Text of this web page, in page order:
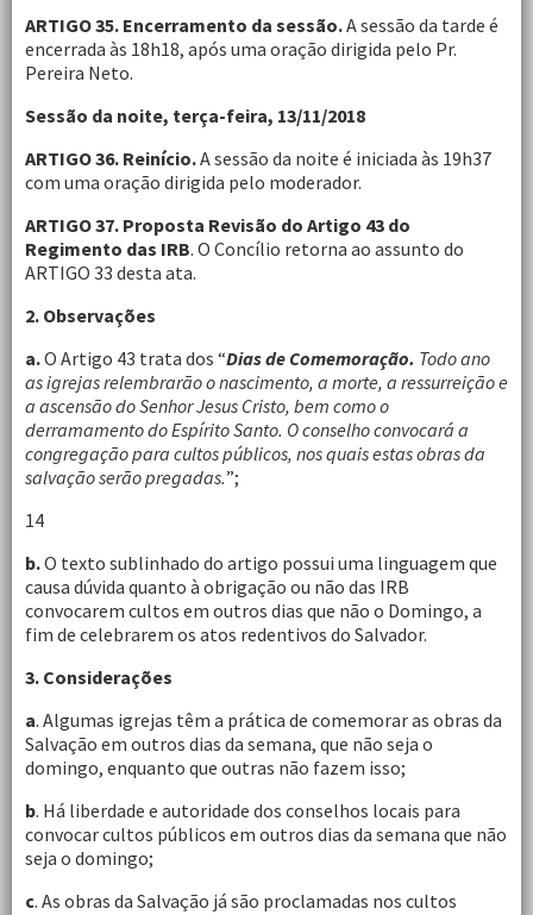
ARTIGO 35. Encerramento da sessão.A sessão da tarde é
encerrada às 18h18, após uma oração dirigida pelo Pr.
Pereira Neto.
Sessão da noite, terça-feira, 13/11/2018
ARTIGO 36. Reinício.A sessão da noite é iniciada às 19h37
com uma oração dirigida pelo moderador.
ARTIGO 37. Proposta Revisão do Artigo 43 do
Regimento das IRB. O Concílio retorna ao assunto do
ARTIGO 33 desta ata.
2. Observações
a.O Artigo 43 trata dos “Dias de Comemoração. Todo ano
as igrejas relembrarão o nascimento, a morte, a ressurreição e
a ascensão do Senhor Jesus Cristo, bem como o
derramamento do Espírito Santo. O conselho convocará a
congregação para cultos públicos, nos quais estas obras da
salvação serão pregadas.”;
14
b.O texto sublinhado do artigo possui uma linguagem que
causa dúvida quanto à obrigação ou não das IRB
convocarem cultos em outros dias que não o Domingo, a
fim de celebrarem os atos redentivos do Salvador.
3. Considerações
a. Algumas igrejas têm a prática de comemorar as obras da
Salvação em outros dias da semana, que não seja o
domingo, enquanto que outras não fazem isso;
b. Há liberdade e autoridade dos conselhos locais para
convocar cultos públicos em outros dias da semana que não
seja o domingo;
c. As obras da Salvação já são proclamadas nos cultos